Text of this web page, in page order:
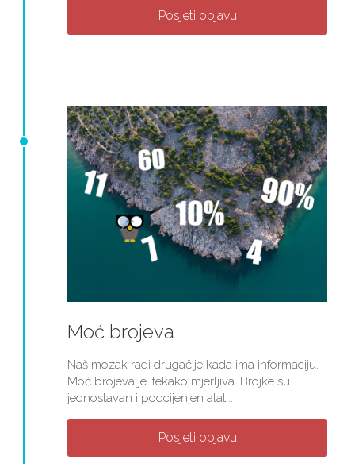
Posjeti objavu
Moć brojeva
Naš mozak radi drugačije kada ima informaciju.
Moć brojeva je itekako mjerljiva. Brojke su
jednostavan i podcijenjen alat...
Posjeti objavu